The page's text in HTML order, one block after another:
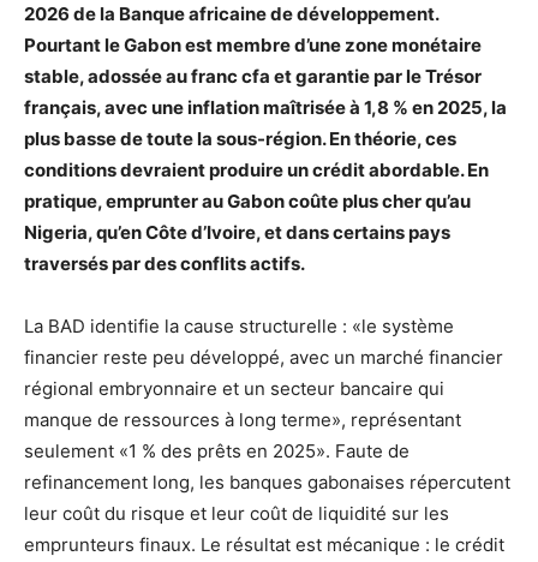
2026 de la Banque africaine de développement.
Pourtant le Gabon est membre d’une zone monétaire
stable, adossée au franc cfa et garantie par le Trésor
français, avec une inflation maîtrisée à 1,8 % en 2025, la
plus basse de toute la sous-région. En théorie, ces
conditions devraient produire un crédit abordable. En
pratique, emprunter au Gabon coûte plus cher qu’au
Nigeria, qu’en Côte d’Ivoire, et dans certains pays
traversés par des conflits actifs.
La BAD identifie la cause structurelle : «le système
financier reste peu développé, avec un marché financier
régional embryonnaire et un secteur bancaire qui
manque de ressources à long terme», représentant
seulement «1 % des prêts en 2025». Faute de
refinancement long, les banques gabonaises répercutent
leur coût du risque et leur coût de liquidité sur les
emprunteurs finaux. Le résultat est mécanique : le crédit